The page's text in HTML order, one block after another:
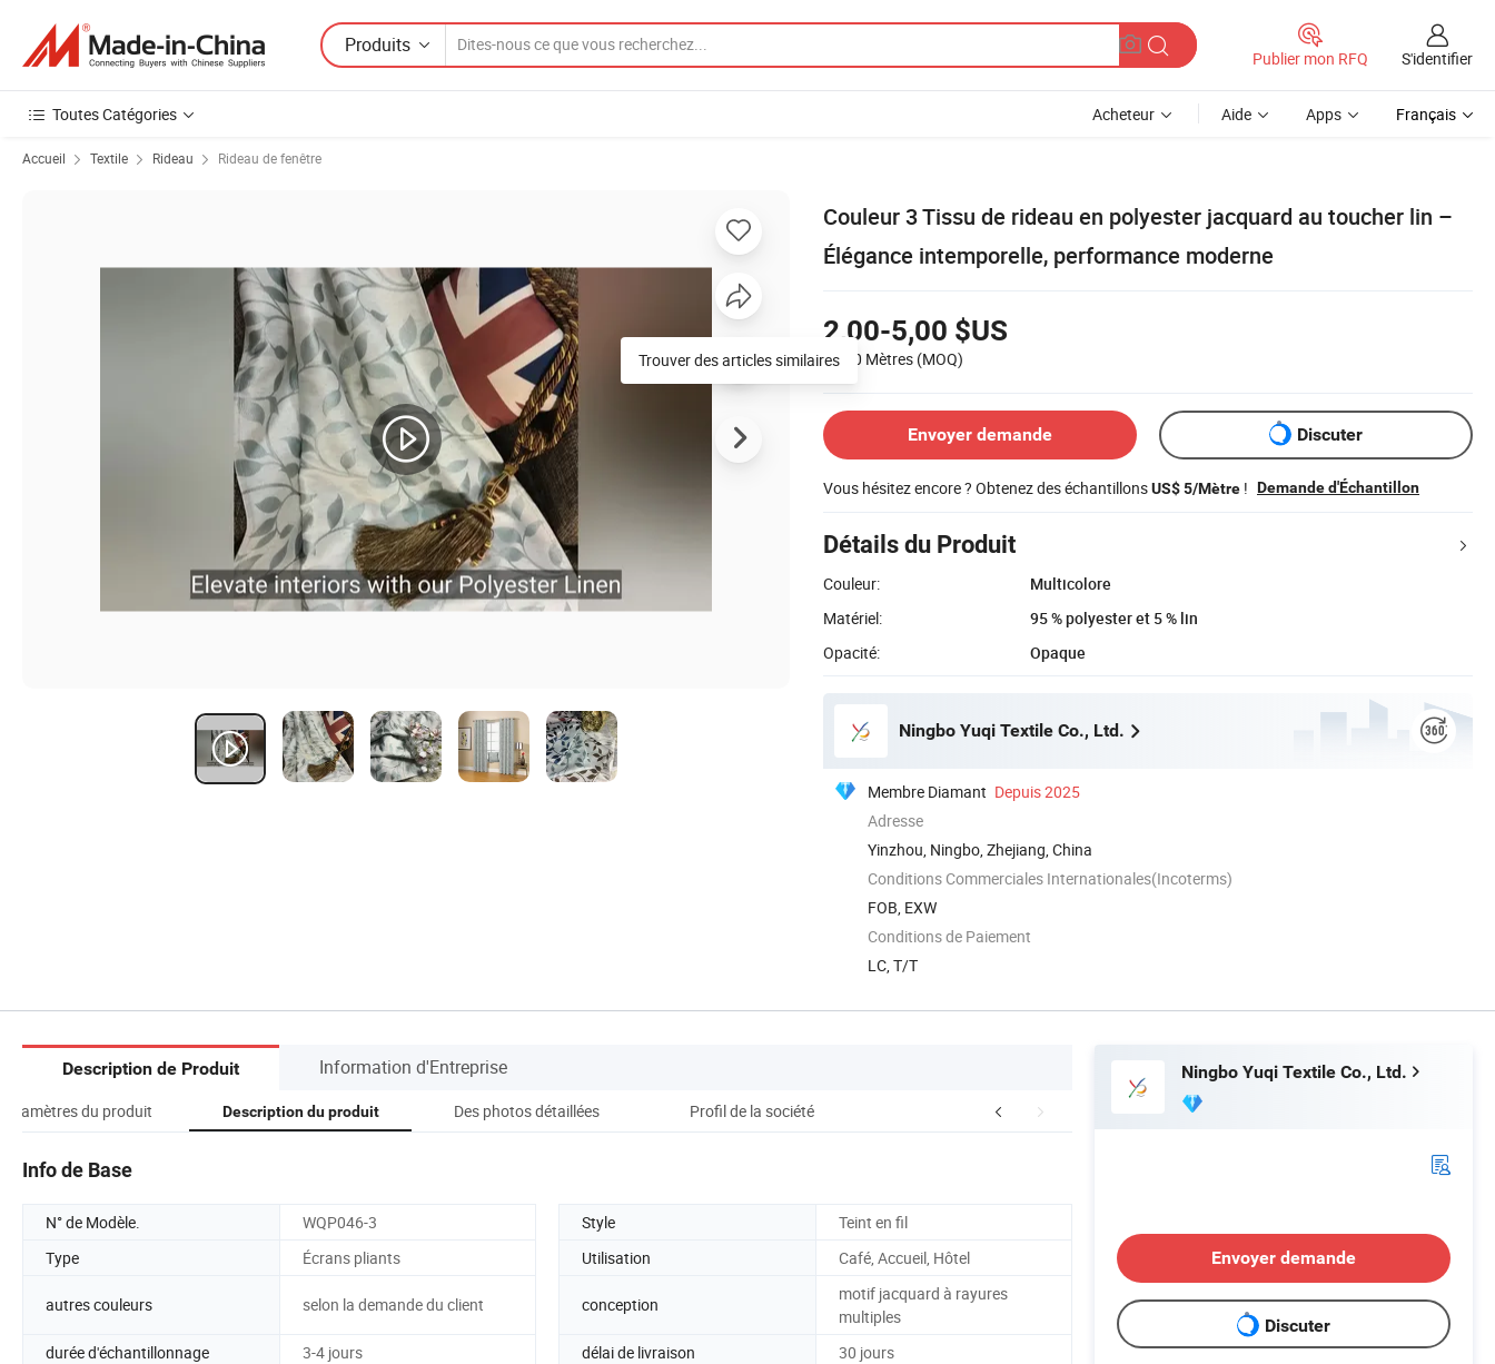
Produits
Publier mon RFQ S'identifier
Toutes Catégories Acheteur Aide Apps Français
Accueil Textile Rideau Rideau de fenêtre
Couleur 3 Tissu de rideau en polyester jacquard au toucher lin –
Élégance intemporelle, performance moderne
2,00-5,00 $US
1 000 Mètres (MOQ)
Envoyer demande Discuter
Vous hésitez encore ? Obtenez des échantillonsUS$ 5/Mètre ! Demande d'Échantillon
Détails du Produit
Couleur:
Multicolore
Matériel:
95 % polyester et 5 % lin
Opacité:
Opaque
Ningbo Yuqi Textile Co., Ltd.
Membre Diamant Depuis 2025
Adresse
Yinzhou, Ningbo, Zhejiang, China
Conditions Commerciales Internationales(Incoterms)
FOB, EXW
Conditions de Paiement
LC, T/T
Trouver des articles similaires
Description de Produit Information d'Entreprise
du produit Description du produit Des photos détaillées Profil de la société
Info de Base
N° de Modèle. WQP046-3 Style
Teint en fil
Type
Écrans pliants Utilisation Café, Accueil, Hôtel
autres couleurs selon la demande du client conception
motif jacquard à rayures
multiples
durée d'échantillonnage
3-4 jours délai de livraison
30 jours
Ningbo Yuqi Textile Co., Ltd.
Envoyer demande
Discuter